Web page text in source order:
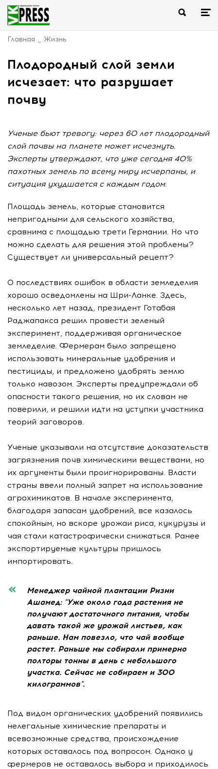
Главная Жизнь
Плодородный слой земли
исчезает: что разрушает
почву
Ученые бьют тревогу: через 60 лет плодородный
слой почвы на планете может исчезнуть.
Эксперты утверждают, что уже сегодня 40%
пахотных земель по всему миру исчерпаны, и
ситуация ухудшается с каждым годом.
Площадь земель, которые становится
непригодными для сельского хозяйства,
сравнима с площадью трети Германии. Но что
можно сделать для решения этой проблемы?
Существует ли универсальный рецепт?
О последствиях ошибок в области земледелия
хорошо осведомлены на Шри-Ланке. Здесь,
несколько лет назад, президент Готабая
Раджапакса решил провести зеленый
эксперимент, поддерживая органическое
земледелие. Фермерам было запрещено
использовать минеральные удобрения и
пестициды, и предложено удобрять землю
только навозом. Эксперты предупреждали об
опасности такого решения, но их словам не
поверили, и решили идти на уступки участника
теорий заговоров.
Ученые указывали на отсутствие доказательств
загрязнения почв химическими веществами, но
их аргументы были проигнорированы. Власти
страны ввели полный запрет на использование
агрохимикатов. В начале эксперимента,
благодаря запасам удобрений, все казалось
спокойным, но вскоре урожаи риса, кукурузы и
чая стали катастрофически снижаться. Ранее
экспортируемые культуры пришлось
импортировать.
Менеджер чайной плантации Ризни
Ашамед: "Уже около года растения не
получают достаточного питания, чтобы
давать такой же урожай листьев, как
раньше. Нам повезло, что чай вообще
растет. Раньше мы собирали примерно
полторы тонны в день с небольшого
участка. Сейчас не собираем и 300
килограммов".
Под видом органических удобрений появились
нелегальные химические препараты и
всевозможные средства, происхождение
которых оставалось под вопросом. Однако у
фермеров не оставалось выбора и приходилось